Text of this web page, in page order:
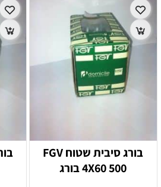
בורג סיבית שטוח FGV
4X60 500 בורג